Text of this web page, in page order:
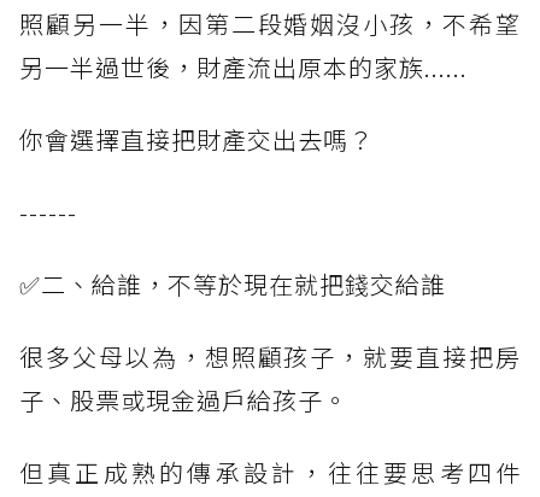
照顧另一半，因第二段婚姻沒小孩，不希望
另一半過世後，財產流出原本的家族......
你會選擇直接把財產交出去嗎？
------
✅二、給誰，不等於現在就把錢交給誰
很多父母以為，想照顧孩子，就要直接把房
子、股票或現金過戶給孩子。
但真正成熟的傳承設計，往往要思考四件